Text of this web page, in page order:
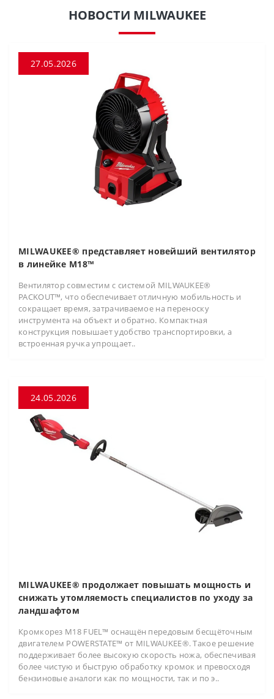
НОВОСТИ MILWAUKEE
27.05.2026
MILWAUKEE® представляет новейший вентилятор
в линейке M18™
Вентилятор совместим с системой MILWAUKEE®
PACKOUT™, что обеспечивает отличную мобильность и
сокращает время, затрачиваемое на переноску
инструмента на объект и обратно. Компактная
конструкция повышает удобство транспортировки, а
встроенная ручка упрощает..
24.05.2026
MILWAUKEE® продолжает повышать мощность и
снижать утомляемость специалистов по уходу за
ландшафтом
Кромкорез M18 FUEL™ оснащён передовым бесщёточным
двигателем POWERSTATE™ от MILWAUKEE®. Такое решение
поддерживает более высокую скорость ножа, обеспечивая
более чистую и быструю обработку кромок и превосходя
бензиновые аналоги как по мощности, так и по э..